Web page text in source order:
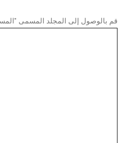
بالوصول إلى المجلد المسمى "المساعدة عن